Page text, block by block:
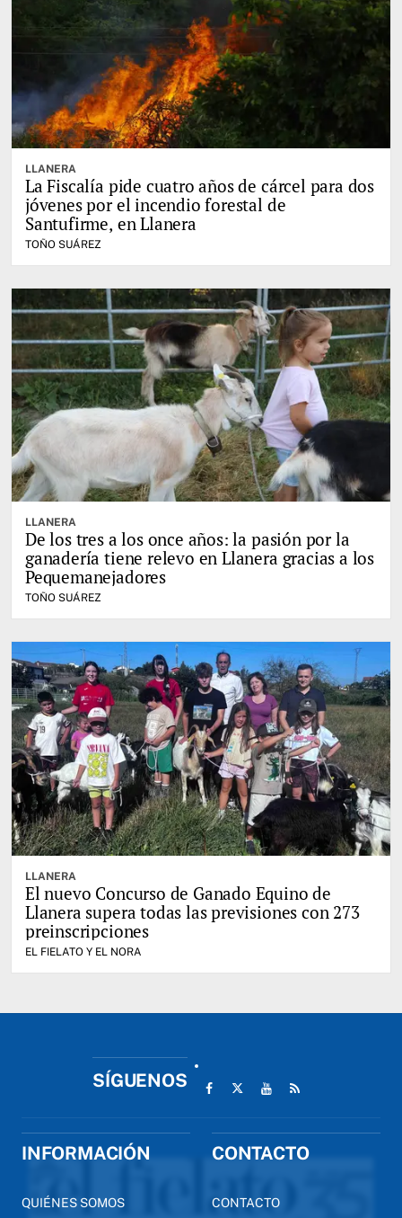
LLANERA
La Fiscalía pide cuatro años de cárcel para dos
jóvenes por el incendio forestal de
Santufirme, en Llanera
TOÑO SUÁREZ
LLANERA
De los tres a los once años: la pasión por la
ganadería tiene relevo en Llanera gracias a los
Pequemanejadores
TOÑO SUÁREZ
LLANERA
El nuevo Concurso de Ganado Equino de
Llanera supera todas las previsiones con 273
preinscripciones
EL FIELATO Y EL NORA
SÍGUENOS
INFORMACIÓN
QUIÉNES SOMOS
CONTACTO
CONTACTO